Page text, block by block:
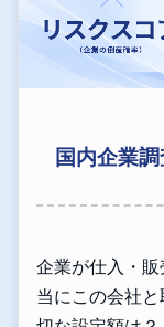
国内企業調
企業が仕入・
当にこの会社